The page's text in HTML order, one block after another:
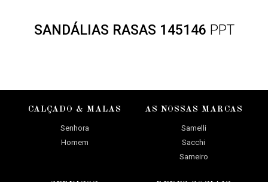
SANDÁLIAS RASAS 145146 PPT
CALÇADO & MALAS
Senhora
Homem
AS NOSSAS MARCAS
Samelli
Sacchi
Sameiro